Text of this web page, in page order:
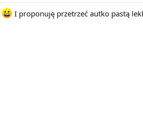
I proponuję przetrzeć autko pastą